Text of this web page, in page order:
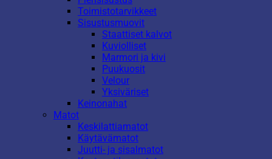
Toimistotarvikkeet
Sisustusmuovit
Staattiset kalvot
Kuviolliset
Marmori ja kivi
Puukuosit
Velour
Yksiväriset
Keinonahat
Matot
Keskilattiamatot
Käytävämatot
Juutti- ja sisalmatot